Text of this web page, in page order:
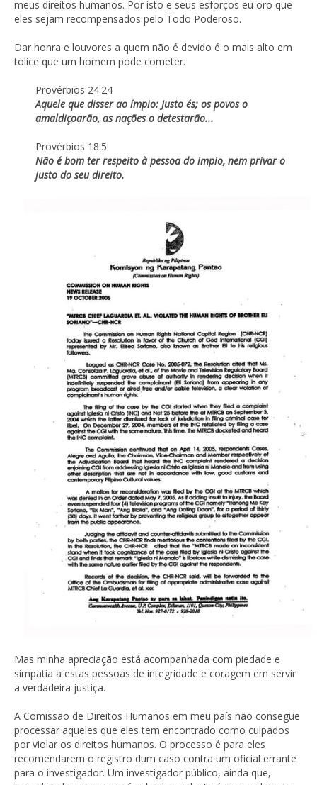
meus direitos humanos. Por isto e seus esforços eu oro que
eles sejam recompensados pelo Todo Poderoso.
Dar honra e louvores a quem não é devido é o mais alto em
tolice que um homem pode cometer.
Provérbios 24:24
Aquele que disser ao ímpio: Justo és; os povos o
amaldiçoarão, as nações o detestarão...
Provérbios 18:5
Não é bom ter respeito à pessoa do impio, nem privar o
justo do seu direito.
Mas minha apreciação está acompanhada com piedade e
simpatia a estas pessoas de integridade e coragem em servir
a verdadeira justiça.
A Comissão de Direitos Humanos em meu país não consegue
processar aqueles que eles tem encontrado como culpados
por violar os direitos humanos. O processo é para eles
recomendarem o registro dum caso contra um oficial errante
para o investigador. Um investigador público, ainda que,